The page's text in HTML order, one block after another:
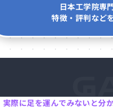
日本工学院専
特徴・評判など
実際に足を運んでみないと分